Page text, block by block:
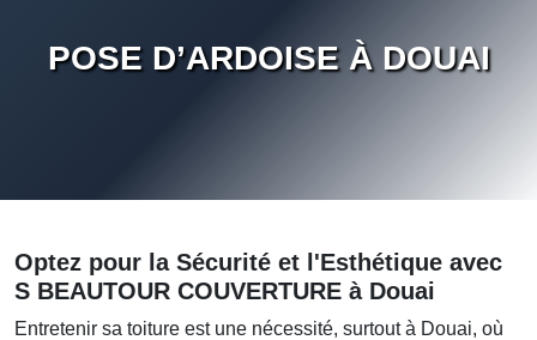
POSE D’ARDOISE À DOUAI
Optez pour la Sécurité et l'Esthétique avec
S BEAUTOUR COUVERTURE à Douai
Entretenir sa toiture est une nécessité, surtout à Douai, où